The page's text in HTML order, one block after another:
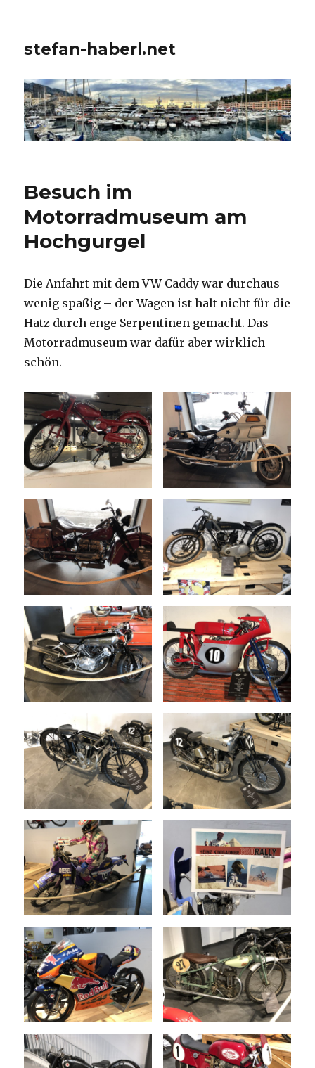
stefan-haberl.net
Besuch im
Motorradmuseum am
Hochgurgel
Die Anfahrt mit dem VW Caddy war durchaus
wenig spaßig – der Wagen ist halt nicht für die
Hatz durch enge Serpentinen gemacht. Das
Motorradmuseum war dafür aber wirklich
schön.